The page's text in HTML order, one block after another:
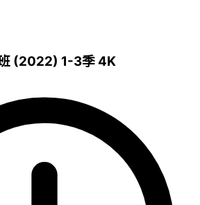
(2022) 1-3季 4K